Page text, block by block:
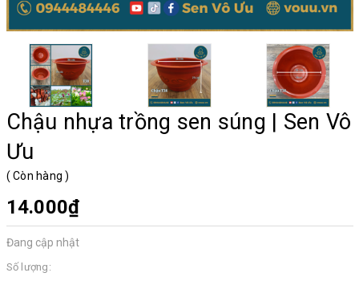
Chậu nhựa trồng sen súng | Sen Vô
Ưu
( Còn hàng )
14.000₫
Đang cập nhật
Số lượng: